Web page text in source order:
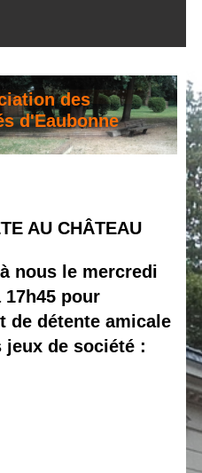
des
AU CHÂTEAU
nous le mercredi
pour
de détente amicale
de société :